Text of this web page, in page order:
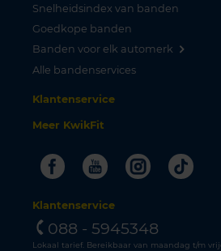
Snelheidsindex van banden
Goedkope banden
Banden voor elk automerk
Alle bandenservices
Klantenservice
Meer KwikFit
FacebookYoutubeInstagram
Klantenservice
088 - 5945348
Lokaal tarief. Bereikbaar van maandag t/m